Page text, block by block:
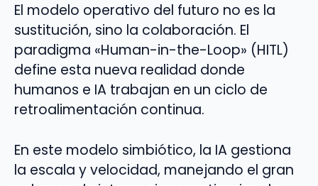
El modelo operativo del futuro no es la
sustitución, sino la colaboración. El
paradigma «Human-in-the-Loop» (HITL)
define esta nueva realidad donde
humanos e IA trabajan en un ciclo de
retroalimentación continua.
En este modelo simbiótico, la IA gestiona
la escala y velocidad, manejando el gran